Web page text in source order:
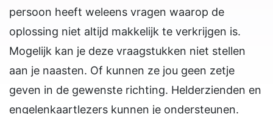
persoon heeft weleens vragen waarop de
oplossing niet altijd makkelijk te verkrijgen is.
Mogelijk kan je deze vraagstukken niet stellen
aan je naasten. Of kunnen ze jou geen zetje
geven in de gewenste richting. Helderzienden en
engelenkaartlezers kunnen je ondersteunen.